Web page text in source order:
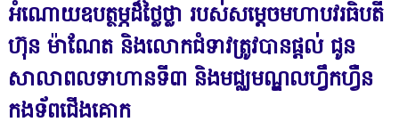
អំណោយឧបត្ថម្ភដ៏ថ្លៃថ្លា របស់សម្តេចមហាបវរធិបតី
ហ៊ុន ម៉ាណែត និងលោកជំទាវត្រូវបានផ្តល់ ជូន
សាលាពលទាហានទី៣ និងមជ្ឈមណ្ឌលហ្វឹកហ្វឺន
កងទ័ពជើងគោក